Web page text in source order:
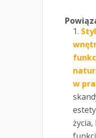
w
życia,